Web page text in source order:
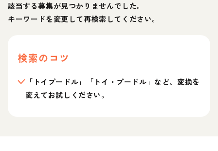
該当する募集が見つかりませんでした。
キーワードを変更して再検索してください。
検索のコツ
「トイプードル」「トイ・プードル」など、変換を
変えてお試しください。